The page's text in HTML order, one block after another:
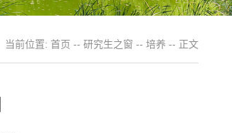
当前位置: 首页 -- 研究生之窗 -- 培养 -- 正文